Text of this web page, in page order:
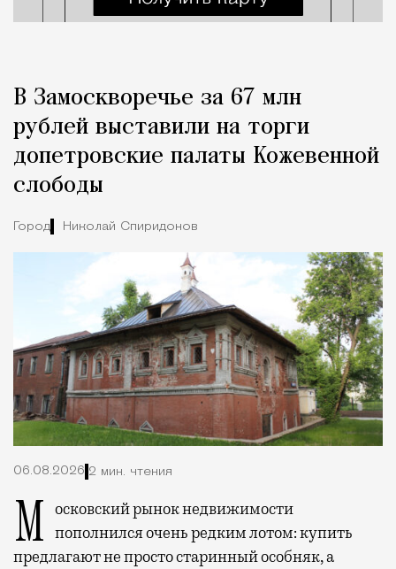
В Замоскворечье за 67 млн
рублей выставили на торги
допетровские палаты Кожевенной
слободы
Город Николай Спиридонов
06.08.2026 2 мин. чтения
Московский рынок недвижимости пополнился очень редким лотом: купить
предлагают не просто старинный особняк, а